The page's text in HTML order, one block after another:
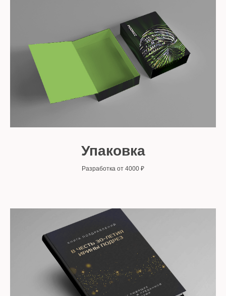
Упаковка
Разработка от 4000 ₽